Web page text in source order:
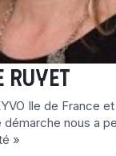
Ile de France
nous a
»